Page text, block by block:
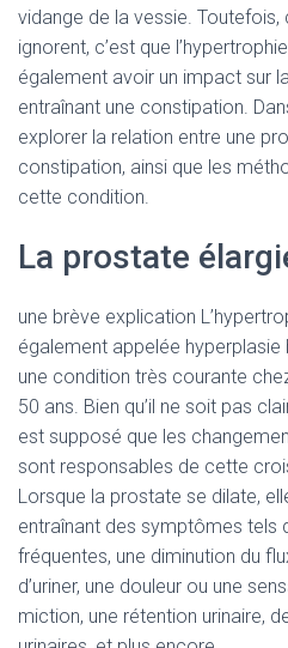
vidange de la vessie.
ignorent, c’est que
également avoir un impact sur
entraînant une constipation.
explorer la relation entre une
constipation, ainsi que les
cette condition.
La prostate
une brève explication
également appelée
une condition très courante
50 ans. Bien qu’il ne soit pas
est supposé que les
sont responsables de cette
Lorsque la prostate se dilate,
entraînant des symptômes tels
fréquentes, une diminution du
d’uriner, une douleur ou une
miction, une rétention urinaire,